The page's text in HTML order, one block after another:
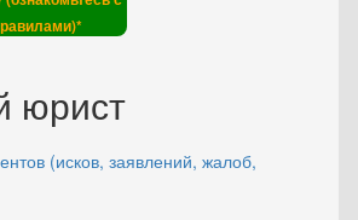
юрист
(исков, заявлений, жалоб,